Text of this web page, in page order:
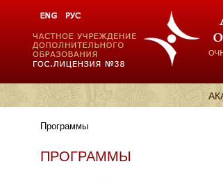
Программы
ПРОГРАММЫ